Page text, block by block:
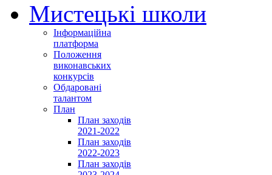
Мистецькі школи
Інформаційна
платформа
Положення
виконавських
конкурсів
Обдаровані
талантом
План
План заходів
2021-2022
План заходів
2022-2023
План заходів